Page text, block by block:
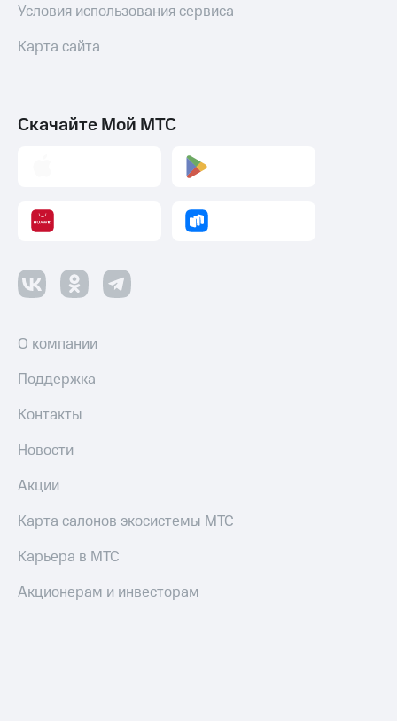
Условия использования сервиса
Карта сайта
Скачайте Мой МТС
О компании
Поддержка
Контакты
Новости
Акции
Карта салонов экосистемы МТС
Карьера в МТС
Акционерам и инвесторам